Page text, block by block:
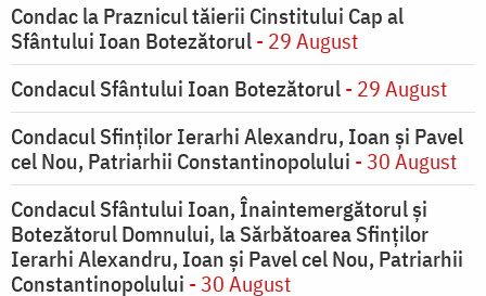
Condac la Praznicul tăierii Cinstitului Cap al
Sfântului Ioan Botezătorul- 29 August
Condacul Sfântului Ioan Botezătorul- 29 August
Condacul Sfinţilor Ierarhi Alexandru, Ioan şi Pavel
cel Nou, Patriarhii Constantinopolului - 30 August
Condacul Sfântului Ioan, Înaintemergătorul şi
Botezătorul Domnului, la Sărbătoarea Sfinţilor
Ierarhi Alexandru, Ioan şi Pavel cel Nou, Patriarhii
Constantinopolului - 30 August